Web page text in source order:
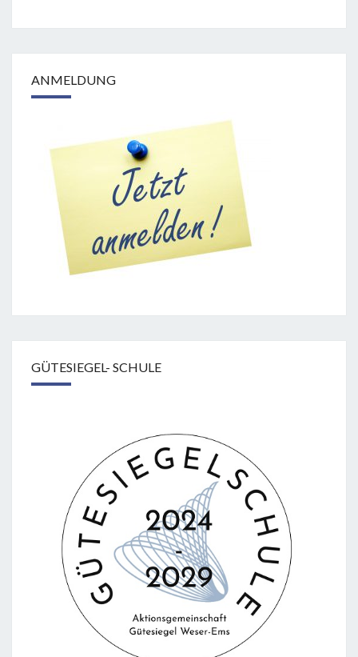
ANMELDUNG
GÜTESIEGEL- SCHULE